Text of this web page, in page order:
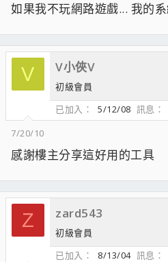
如果我不玩網路遊戲... 我的
V V小俠V
初級會員
已加入
5/12/08 訊息
7/20/10
感謝樓主分享這好用的工具
Z zard543
初級會員
已加入
8/13/04 訊息